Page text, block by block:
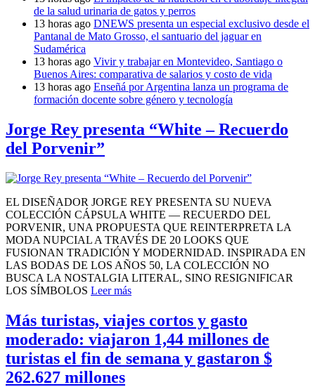
de la salud urinaria de gatos y perros
13 horas ago DNEWS presenta un especial exclusivo desde el
Pantanal de Mato Grosso, el santuario del jaguar en
Sudamérica
13 horas ago Vivir y trabajar en Montevideo, Santiago o
Buenos Aires: comparativa de salarios y costo de vida
13 horas ago Enseñá por Argentina lanza un programa de
formación docente sobre género y tecnología
Jorge Rey presenta “White – Recuerdo
del Porvenir”
EL DISEÑADOR JORGE REY PRESENTA SU NUEVA
COLECCIÓN CÁPSULA WHITE — RECUERDO DEL
PORVENIR, UNA PROPUESTA QUE REINTERPRETA LA
MODA NUPCIAL A TRAVÉS DE 20 LOOKS QUE
FUSIONAN TRADICIÓN Y MODERNIDAD. INSPIRADA EN
LAS BODAS DE LOS AÑOS 50, LA COLECCIÓN NO
BUSCA LA NOSTALGIA LITERAL, SINO RESIGNIFICAR
LOS SÍMBOLOS Leer más
Más turistas, viajes cortos y gasto
moderado: viajaron 1,44 millones de
turistas el fin de semana y gastaron $
262.627 millones